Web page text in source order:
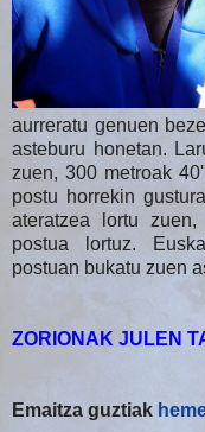
aurreratu genuen
asteburu honetan.
zuen, 300 metroak
postu horrekin
ateratzea lortu zuen,
postua lortuz.
postuan bukatu zuen
ZORIONAK JULEN
Emaitza guztiak